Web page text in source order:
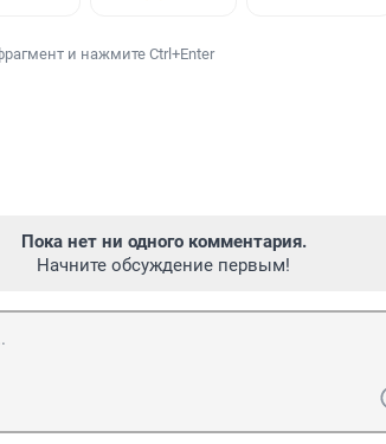
и нажмите Ctrl+Enter
Пока нет ни одного комментария.
Начните обсуждение первым!